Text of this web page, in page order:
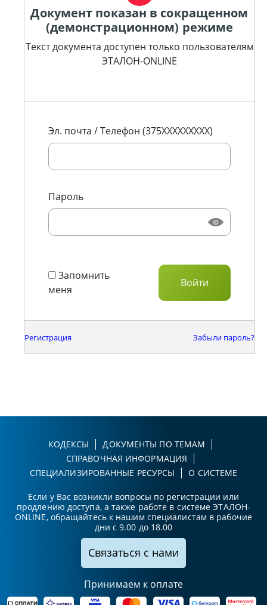
Документ показан в сокращенном
(демонстрационном) режиме
Текст документа доступен только пользователям
ЭТАЛОН-ONLINE
Эл. почта / Телефон (375XXXXXXXXX)
Пароль
Запомнить
меня
Регистрация Забыли пароль?
КОДЕКСЫ
ДОКУМЕНТЫ ПО ТЕМАМ
СПРАВОЧНАЯ ИНФОРМАЦИЯ
СПЕЦИАЛИЗИРОВАННЫЕ РЕСУРСЫ
О СИСТЕМЕ
Если у Вас возникли вопросы по регистрации или
продлению доступа, а также работе в системе ЭТАЛОН-
ONLINE, обращайтесь к нашим специалистам в рабочие
дни с 9.00 до 18.00
Связаться с нами
Принимаем к оплате